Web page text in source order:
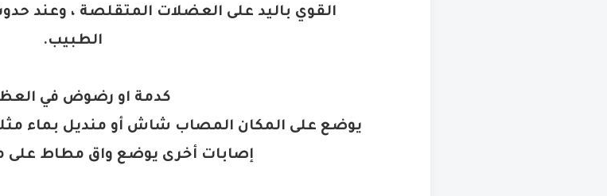
القوي باليد على العضلات المتقلصة ، وعند
الطبيب.
كدمة او رضوض في
إصابات أخرى يوضع واق مطاط على